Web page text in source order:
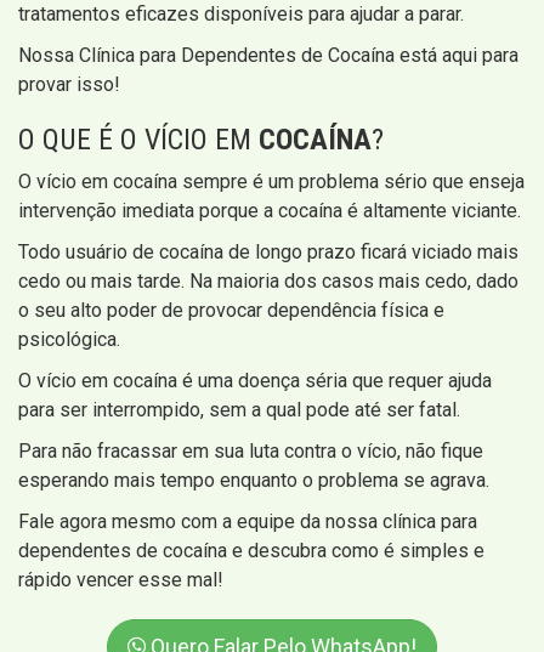
tratamentos eficazes disponíveis para ajudar a parar.
Nossa Clínica para Dependentes de Cocaína está aqui para
provar isso!
O QUE É O VÍCIO EM COCAÍNA?
O vício em cocaína sempre é um problema sério que enseja
intervenção imediata porque a cocaína é altamente viciante.
Todo usuário de cocaína de longo prazo ficará viciado mais
cedo ou mais tarde. Na maioria dos casos mais cedo, dado
o seu alto poder de provocar dependência física e
psicológica.
O vício em cocaína é uma doença séria que requer ajuda
para ser interrompido, sem a qual pode até ser fatal.
Para não fracassar em sua luta contra o vício, não fique
esperando mais tempo enquanto o problema se agrava.
Fale agora mesmo com a equipe da nossa clínica para
dependentes de cocaína e descubra como é simples e
rápido vencer esse mal!